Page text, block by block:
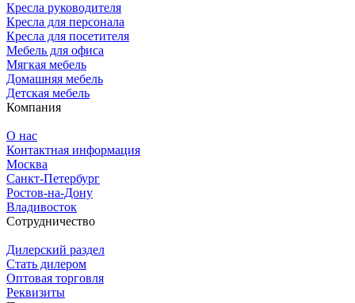
Кресла руководителя
Кресла для персонала
Кресла для посетителя
Мебель для офиса
Мягкая мебель
Домашняя мебель
Детская мебель
Компания
О нас
Контактная информация
Москва
Санкт-Петербург
Ростов-на-Дону
Владивосток
Сотрудничество
Дилерский раздел
Стать дилером
Оптовая торговля
Реквизиты